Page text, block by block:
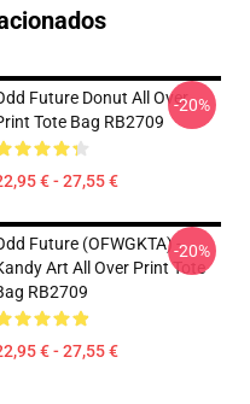
Future Donut All Over
Tote Bag RB2709
€ - 27,55 €
-20%
Future (OFWGKTA) -
Art All Over Print Tote
RB2709
€ - 27,55 €
-20%